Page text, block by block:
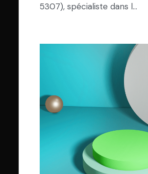
5307), spécialiste dans l...